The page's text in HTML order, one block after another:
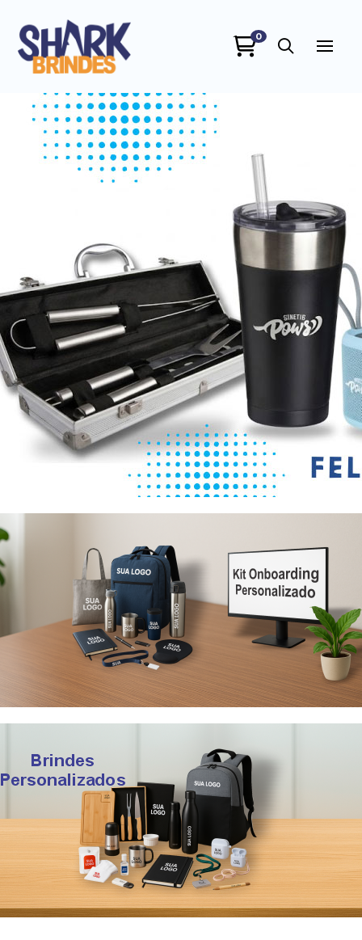
0
SHARK BRINDES
online
+55
Eu concordo em receber comunicações.
A nossa empresa está comprometida a proteger e respeitar
sua privacidade, utilizaremos seus dados apenas para fins
de marketing. Você pode alterar suas preferências a
qualquer momento.